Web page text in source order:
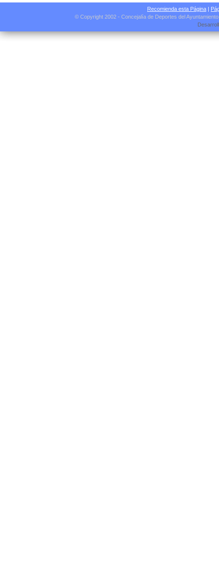
Recomienda esta Página |
© Copyright 2002 - Concejalía de Deportes del